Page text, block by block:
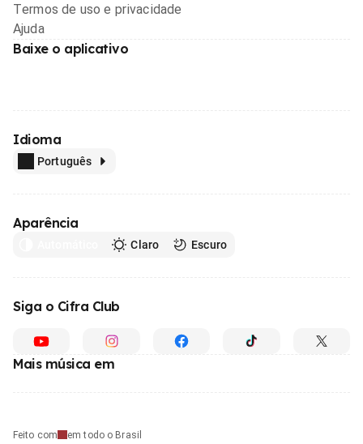
Termos de uso e privacidade
Ajuda
Baixe o aplicativo
Idioma
Português
Aparência
Claro Escuro
Siga o Cifra Club
Mais música em
Feito com
em todo o Brasil